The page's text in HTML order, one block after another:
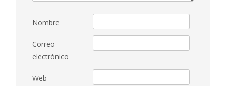
Nombre
Correo
electrónico
Web